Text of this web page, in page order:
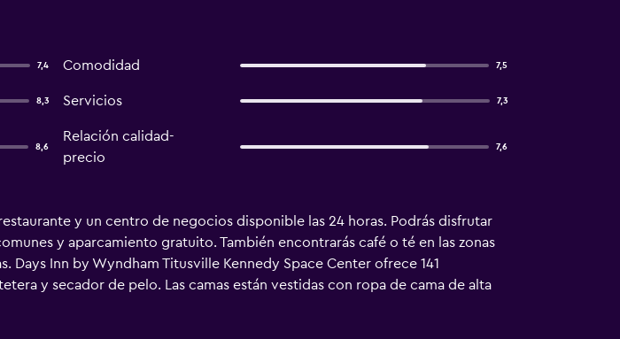
7,4 Comodidad 7,5
8,3 Servicios 7,3
8,6
Relación calidad-
precio
7,6
y un centro de negocios disponible las 24 horas. Podrás disfrutar
y aparcamiento gratuito. También encontrarás café o té en las zonas
Inn by Wyndham Titusville Kennedy Space Center ofrece 141
y secador de pelo. Las camas están vestidas con ropa de cama de alta
Se ofrece frigorífico y microondas. Los baños están equipados con
Los huéspedes pueden navegar por la web gracias a nuestro acceso